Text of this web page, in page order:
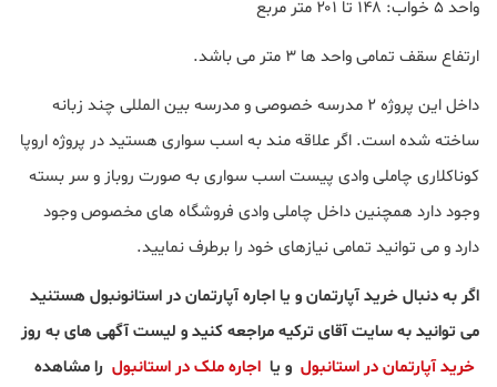
واحد ۵ خواب: ۱۴۸ تا ۲۰۱ متر مربع
ارتفاع سقف تمامی واحد ها 3 متر می باشد.
داخل این پروژه 2 مدرسه خصوصی و مدرسه بین المللی چند زبانه
ساخته شده است. اگر علاقه مند به اسب سواری هستید در پروژه اروپا
کوناکلاری چاملی وادی پیست اسب سواری به صورت روباز و سر بسته
وجود دارد همچنین داخل چاملی وادی فروشگاه های مخصوص وجود
دارد و می توانید تمامی نیازهای خود را برطرف نمایید.
اگر به دنبال خرید آپارتمان و یا اجاره آپارتمان در استانونبول هستنید
می توانید به سایت آقای ترکیه مراجعه کنید و لیست آگهی های به روز
خرید آپارتمان در استانبول و یا اجاره ملک در استانبول را مشاهده